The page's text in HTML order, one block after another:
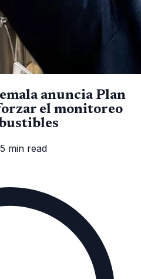
anuncia Plan
el monitoreo
5 min read